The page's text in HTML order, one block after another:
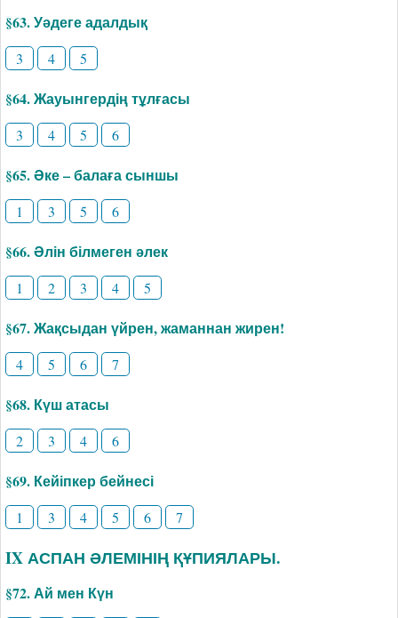
§63. Уәдеге адалдық
3 4 5
§64. Жауынгердің тұлғасы
3 4 5 6
§65. Әке – балаға сыншы
1 3 5 6
§66. Әлін білмеген әлек
1 2 3 4 5
§67. Жақсыдан үйрен, жаманнан жирен!
4 5 6 7
§68. Күш атасы
2 3 4 6
§69. Кейіпкер бейнесі
1 3 4 5 6 7
IX АСПАН ӘЛЕМІНІҢ ҚҰПИЯЛАРЫ.
§72. Ай мен Күн